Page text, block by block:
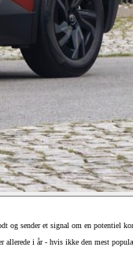
og sender et signal om en potentiel
i år - hvis ikke den mest